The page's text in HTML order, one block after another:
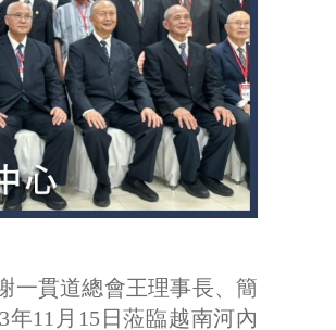
一貫道總會王理事長、簡
11月15日蒞臨越南河內